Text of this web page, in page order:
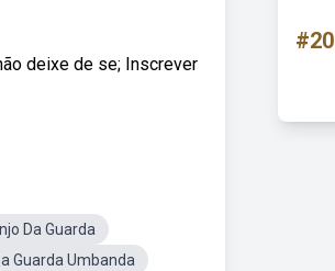
deixe de se; Inscrever
Da Guarda
Guarda Umbanda
#20